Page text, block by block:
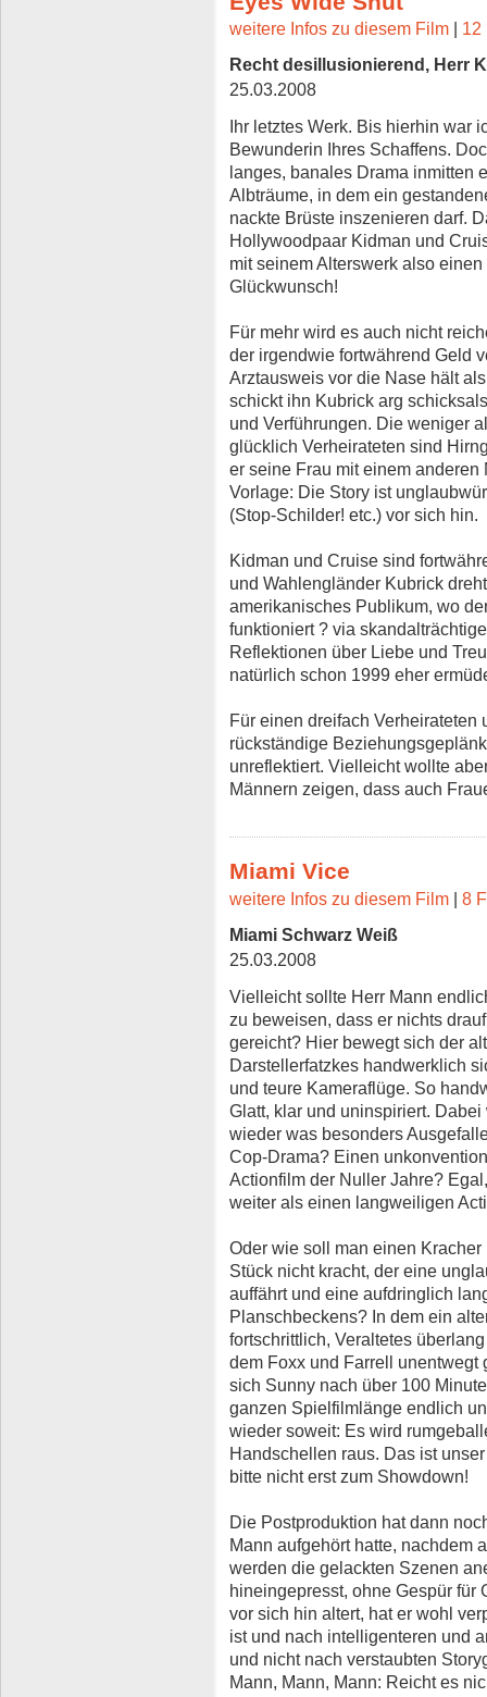
weitere Infos zu diesem Film | 12
Recht desillusionierend, Herr
25.03.2008
Ihr letztes Werk. Bis hierhin war
Bewunderin Ihres Schaffens.
langes, banales Drama inmitten
Albträume, in dem ein
nackte Brüste inszenieren darf.
Hollywoodpaar Kidman und
mit seinem Alterswerk also
Glückwunsch!
Für mehr wird es auch nicht
der irgendwie fortwährend Geld
Arztausweis vor die Nase hält
schickt ihn Kubrick arg
und Verführungen. Die weniger
glücklich Verheirateten sind
er seine Frau mit einem
Vorlage: Die Story ist
(Stop-Schilder! etc.) vor sich hin.
Kidman und Cruise sind
und Wahlengländer Kubrick
amerikanisches Publikum, wo
funktioniert ? via
Reflektionen über Liebe und
natürlich schon 1999 eher
Für einen dreifach Verheirateten
rückständige
unreflektiert. Vielleicht wollte
Männern zeigen, dass auch
Miami Vice
weitere Infos zu diesem Film | 8
Miami Schwarz Weiß
25.03.2008
Vielleicht sollte Herr Mann
zu beweisen, dass er nichts
gereicht? Hier bewegt sich der
Darstellerfatzkes handwerklich
und teure Kameraflüge. So
Glatt, klar und uninspiriert.
wieder was besonders
Cop-Drama? Einen
Actionfilm der Nuller Jahre?
weiter als einen langweiligen
Oder wie soll man einen
Stück nicht kracht, der eine
auffährt und eine aufdringlich
Planschbeckens? In dem ein
fortschrittlich, Veraltetes
dem Foxx und Farrell unentwegt
sich Sunny nach über 100
ganzen Spielfilmlänge endlich
wieder soweit: Es wird
Handschellen raus. Das ist
bitte nicht erst zum Showdown!
Die Postproduktion hat dann
Mann aufgehört hatte, nachdem
werden die gelackten Szenen
hineingepresst, ohne Gespür für
vor sich hin altert, hat er wohl
ist und nach intelligenteren und
und nicht nach verstaubten
Mann, Mann, Mann: Reicht es